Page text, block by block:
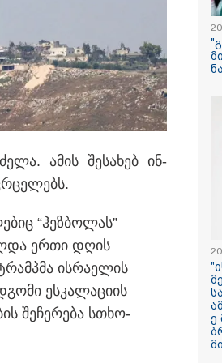
"ქალაქი
ქალურობა -
იჯერებენ
როგორ
ახალგაზრდა
რომელიც
სოფლად
ფერმერი გახდა
"ჩემი
ტიპია" - ვინ
"ბავშვობიდან
ფანატიკურად
შეყვარებული
მარტინ
ენასა და
შეყვარებული
ამის შე­სა­ხებ ინ­
“ჰეზ­ბო­ლას”
ერთი დღის
ის­რა­ე­ლის
ეს­კა­ლა­ცი­ის
შე­ჩე­რე­ბა სთხო­
ე